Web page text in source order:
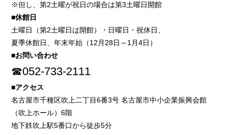
※但し、第2土曜が祝日の場合は第3土曜日開館
■休館日
土曜日（第2土曜日は開館）・日曜日・祝休日、
夏季休館日、年末年始（12月28日～1月4日）
■お問い合わせ
☎052-733-2111
■アクセス
名古屋市千種区吹上二丁目6番3号 名古屋市中小企業振興会館
（吹上ホール）6階
地下鉄吹上駅5番口から徒歩5分